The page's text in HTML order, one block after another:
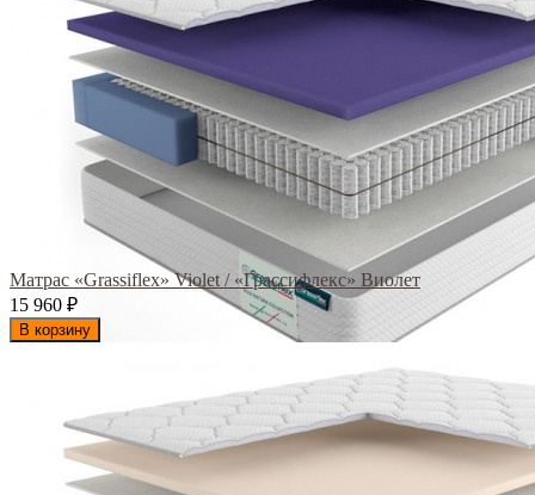
Матрас «Grassiflex» Violet / «Грассифлекс» Виолет
15 960 ₽
В корзину